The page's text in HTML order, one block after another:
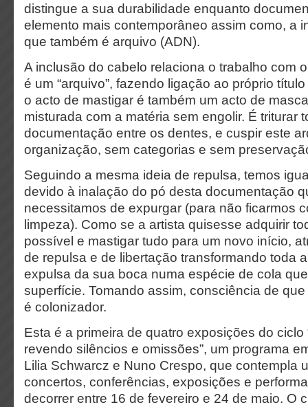
distingue a sua durabilidade enquanto
elemento mais contemporâneo assim como, a
que também é arquivo (ADN).
A inclusão do cabelo relaciona o trabalho com
é um “arquivo”, fazendo ligação ao próprio título
o acto de mastigar é também um acto de
misturada com a matéria sem engolir. É triturar
documentação entre os dentes, e cuspir este
organização, sem categorias e sem
Seguindo a mesma ideia de repulsa, temos
devido à inalação do pó desta documentação
necessitamos de expurgar (para não ficarmos
limpeza). Como se a artista quisesse adquirir
possível e mastigar tudo para um novo início,
de repulsa e de libertação transformando toda
expulsa da sua boca numa espécie de cola
superfície. Tomando assim, consciência de
é colonizador.
Esta é a primeira de quatro exposições do ciclo
revendo silêncios e omissões”, um programa
Lilia Schwarcz e Nuno Crespo, que contempla
concertos, conferências, exposições e
decorrer entre 16 de fevereiro e 24 de maio. O